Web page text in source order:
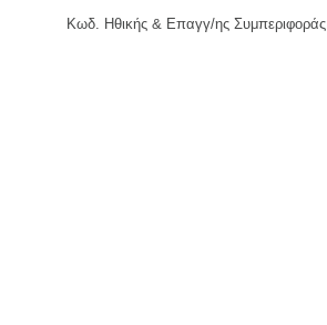
Κωδ. Ηθικής & Επαγγ/ης Συμπεριφοράς